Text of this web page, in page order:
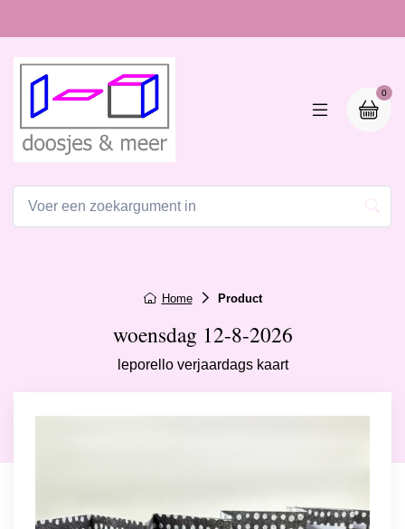
0
Home Product
woensdag 12-8-2026
leporello verjaardags kaart